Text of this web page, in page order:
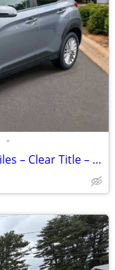
•
2021 Hyundai Kona SE AWD – 62k Miles – Clear Title – Excellent Conditi